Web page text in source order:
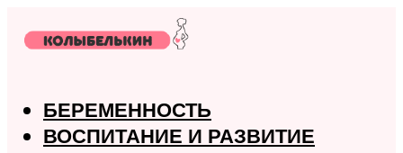
БЕРЕМЕННОСТЬ
ВОСПИТАНИЕ И РАЗВИТИЕ